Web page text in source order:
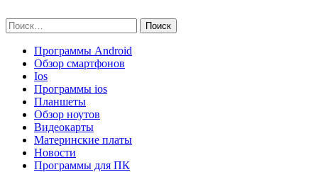
to
content
Найти:
Программы Android
Обзор смартфонов
Ios
Программы ios
Планшеты
Обзор ноутов
Видеокарты
Материнские платы
Новости
Программы для ПК